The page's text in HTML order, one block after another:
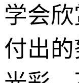
学会
付出